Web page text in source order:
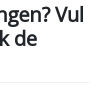
Vul
de